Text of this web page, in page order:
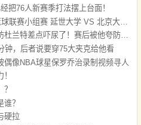
把76人新赛季打法摆上台面！
帕森斯：当年得知自己要首发防杜兰特差点吓尿了！赛后被他夸防得好给了我自信
钟，后者说要穿75大夹克给他看
像NBA球星保罗乔治录制视频寻人
？
硬拉